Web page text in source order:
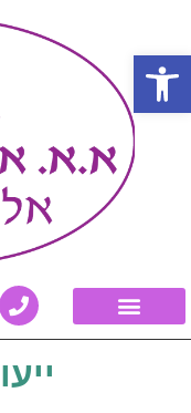
פתח סרגל נגישות